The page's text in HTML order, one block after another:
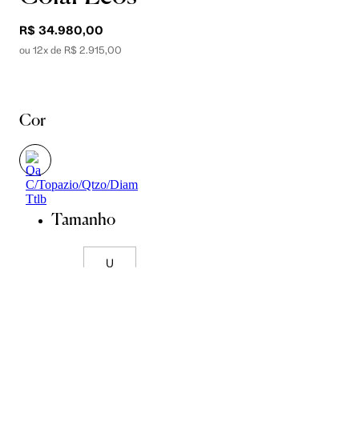
R$ 34.980,00
ou 12x de R$ 2.915,00
Cor
Tamanho
U